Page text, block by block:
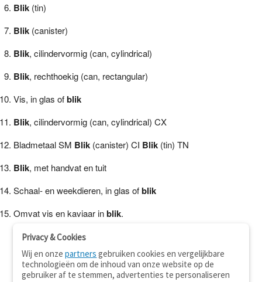
Blik(tin)
Blik(canister)
Blik, cilindervormig (can, cylindrical)
Blik, rechthoekig (can, rectangular)
Vis, in glas ofblik
Blik, cilindervormig (can, cylindrical) CX
Bladmetaal SM Blik(canister) CI Blik(tin) TN
Blik, met handvat en tuit
Schaal- en weekdieren, in glas ofblik
Omvat vis en kaviaar inblik.
Privacy & Cookies
Wij en onzepartners gebruiken cookies en vergelijkbare
technologieën om de inhoud van onze website op de
gebruiker af te stemmen, advertenties te personaliseren